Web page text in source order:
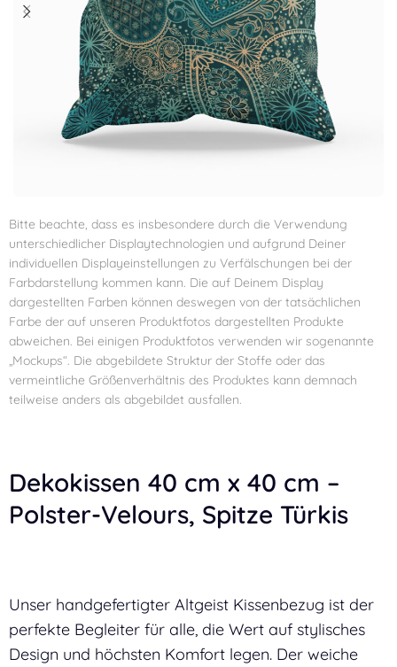
Bitte beachte, dass es insbesondere durch die Verwendung
unterschiedlicher Displaytechnologien und aufgrund Deiner
individuellen Displayeinstellungen zu Verfälschungen bei der
Farbdarstellung kommen kann. Die auf Deinem Display
dargestellten Farben können deswegen von der tatsächlichen
Farbe der auf unseren Produktfotos dargestellten Produkte
abweichen. Bei einigen Produktfotos verwenden wir sogenannte
„Mockups“. Die abgebildete Struktur der Stoffe oder das
vermeintliche Größenverhältnis des Produktes kann demnach
teilweise anders als abgebildet ausfallen.
Dekokissen 40 cm x 40 cm –
Polster-Velours, Spitze Türkis
Unser handgefertigter Altgeist Kissenbezug ist der
perfekte Begleiter für alle, die Wert auf stylisches
Design und höchsten Komfort legen. Der weiche